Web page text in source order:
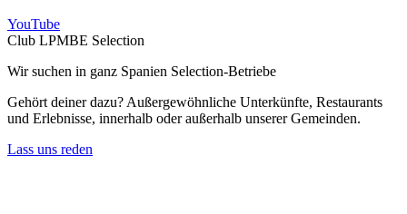
YouTube
Club LPMBE Selection
Wir suchen in ganz Spanien Selection-Betriebe
Gehört deiner dazu? Außergewöhnliche Unterkünfte, Restaurants
und Erlebnisse, innerhalb oder außerhalb unserer Gemeinden.
Lass uns reden